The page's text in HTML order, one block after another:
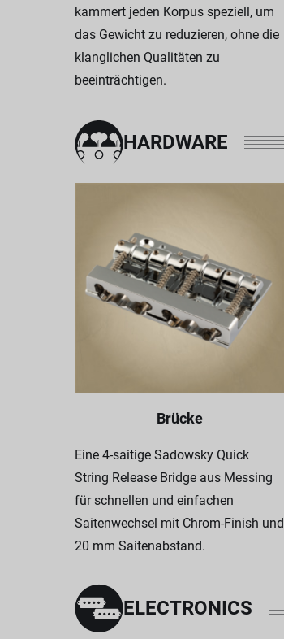
kammert jeden Korpus speziell, um
das Gewicht zu reduzieren, ohne die
klanglichen Qualitäten zu
beeinträchtigen.
HARDWARE
Brücke
Eine 4-saitige Sadowsky Quick
String Release Bridge aus Messing
für schnellen und einfachen
Saitenwechsel mit Chrom-Finish und
20 mm Saitenabstand.
ELECTRONICS